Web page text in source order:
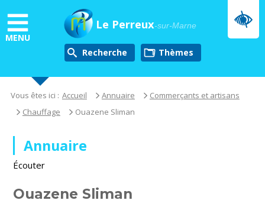
au
contenu
principal
MENU
Le Perreux-sur-Marne
Recherche thèmes
Vous êtes ici : Accueil Annuaire
Commerçants et artisans
Chauffage
Ouazene Sliman
Annuaire
Écouter
Ouazene Sliman